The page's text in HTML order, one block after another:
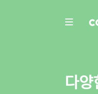
다